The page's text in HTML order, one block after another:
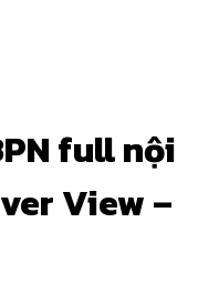
full nội
View –